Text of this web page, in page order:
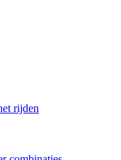
rijden